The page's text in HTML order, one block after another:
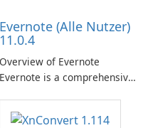
Evernote (Alle Nutzer)
11.0.4
Overview of Evernote
Evernote is a comprehensive
software designed to help
users capture, organize, and